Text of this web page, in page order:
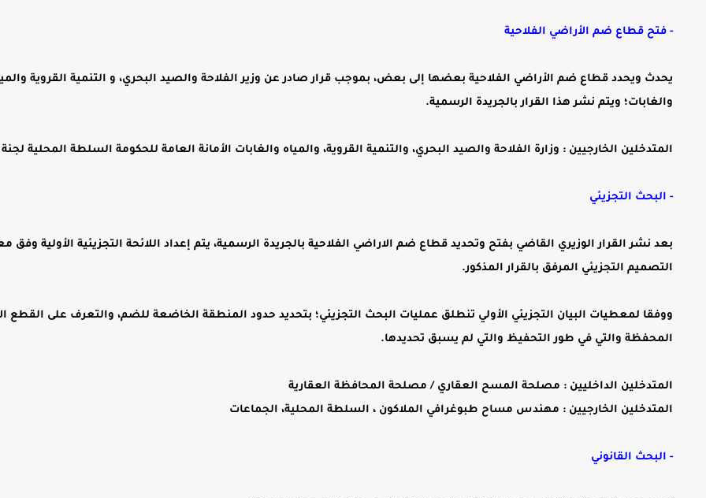
- فتح قطاع ضم الأراضي الفلاحية
يحدث ويحدد قطاع ضم الأراضي الفلاحية بعضها إلى بعض، بموجب قرار صادر عن وزير الفلاحة والصيد البحري، و التنمية القروية
والغابات؛ ويتم نشر هذا القرار بالجريدة الرسمية.
المتدخلين الخارجيين : وزارة الفلاحة والصيد البحري، والتنمية القروية، والمياه والغابات الأمانة العامة للحكومة السلطة المحلية
- البحث التجزيئي
بعد نشر القرار الوزيري القاضي بفتح وتحديد قطاع ضم الاراضي الفلاحية بالجريدة الرسمية، يتم إعداد اللائحة التجزيئية الأولية وفق
التصميم التجزيئي المرفق بالقرار المذكور.
ووفقا لمعطيات البيان التجزيئي الأولي تنطلق عمليات البحث التجزيئي؛ بتحديد حدود المنطقة الخاضعة للضم، والتعرف على القطع
المحفظة والتي في طور التحفيظ والتي لم يسبق تحديدها.
المتدخلين الداخليين : مصلحة المسح العقاري / مصلحة المحافظة العقارية
المتدخلين الخارجيين : مهندس مساح طبوغرافي الملاكون ، السلطة المحلية، الجماعات
- البحث القانوني